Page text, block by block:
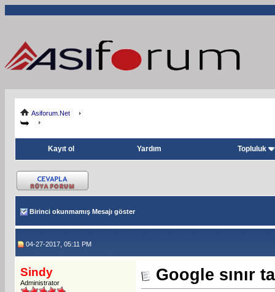
Asiforum.Net
Kayıt ol Yardım Topluluk
Birinci okunmamış Mesajı göster
04-27-2017, 05:11 PM
Sindy
Administrator Google sınır